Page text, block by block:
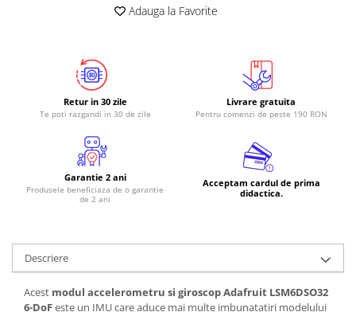
Adauga la Favorite
Retur in 30 zile
Te poti razgandi in 30 de zile
Livrare gratuita
Pentru comenzi de peste 190 RON
Garantie 2 ani
Produsele beneficiaza de o garantie
de 2 ani
Acceptam cardul de prima
didactica.
Descriere
Acest modul accelerometru si giroscop Adafruit LSM6DSO32
6-DoFeste un IMU care aduce mai multe imbunatatiri modelului